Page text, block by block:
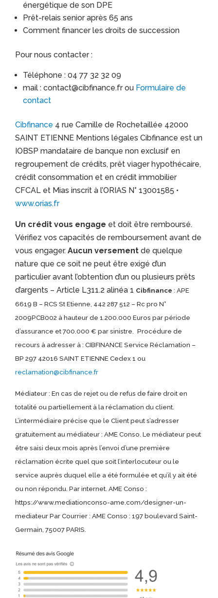
énergétique de son DPE
Prêt-relais senior après 65 ans
Comment financer les droits de succession
Pour nous contacter :
Téléphone : 04 77 32 32 09
mail : contact@cibfinance.fr ou Formulaire de
contact
Cibfinance 4 rue Camille de Rochetaillée 42000
SAINT ETIENNE Mentions légales Cibfinance est un
IOBSP mandataire de banque non exclusif en
regroupement de crédits, prêt viager hypothécaire,
crédit consommation et en crédit immobilier
CFCAL et Mias inscrit à l’ORIAS N° 13001585 •
www.orias.fr
Un crédit vous engage et doit être remboursé.
Vérifiez vos capacités de remboursement avant de
vous engager.Aucun versement de quelque
nature que ce soit ne peut être exigé d’un
particulier avant l’obtention d’un ou plusieurs prêts
d’argents – Article L311.2 alinéa 1 Cibfinance: APE
6619 B – RCS St Etienne, 442 287 512 – Rc pro N°
2009PCB002 à hauteur de 1.200.000 Euros par période
d’assurance et 700.000 € par sinistre.
Procédure de
recours à adresser à : CIBFINANCE Service Réclamation –
BP 297 42016 SAINT ETIENNE Cedex 1 ou
reclamation@cibfinance.fr
Médiateur : En cas de rejet ou de refus de faire droit en
totalité ou partiellement à la réclamation du client.
L’intermédiaire précise que le Client peut s’adresser
gratuitement au médiateur : AME Conso. Le médiateur peut
être saisi deux mois après l’envoi d’une première
réclamation écrite quel que soit l’interlocuteur ou le
service auprès duquel elle a été formulée et qu’il y ait été
ou non répondu. Par internet. AME Conso :
https://www.mediationconso-ame.com/designer-un-
mediateur Par Courrier : AME Conso : 197 boulevard Saint-
Germain, 75007 PARIS.